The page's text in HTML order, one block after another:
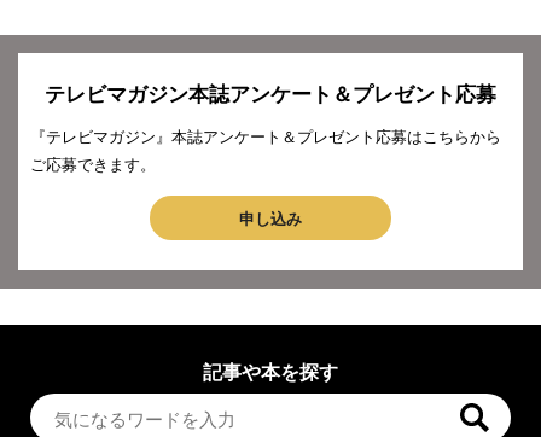
テレビマガジン本誌アンケート＆プレゼント応募
『テレビマガジン』本誌アンケート＆プレゼント応募はこちらから
ご応募できます。
申し込み
記事や本を探す